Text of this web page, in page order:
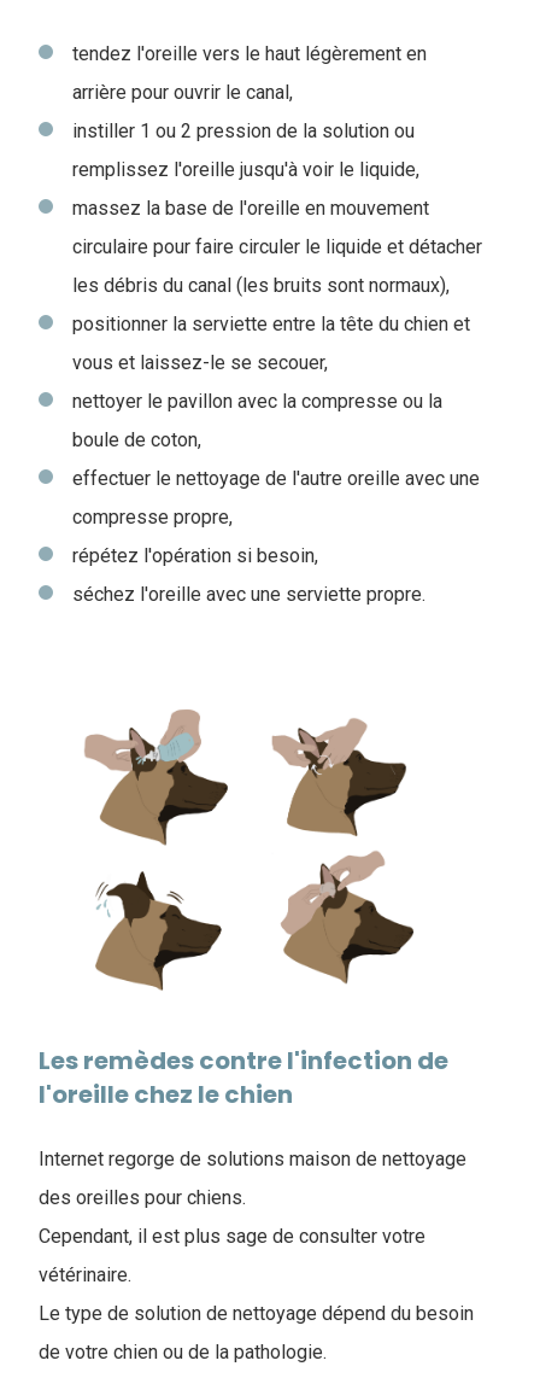
tendez l'oreille vers le haut légèrement en
arrière pour ouvrir le canal,
instiller 1 ou 2 pression de la solution ou
remplissez l'oreille jusqu'à voir le liquide,
massez la base de l'oreille en mouvement
circulaire pour faire circuler le liquide et détacher
les débris du canal (les bruits sont normaux),
positionner la serviette entre la tête du chien et
vous et laissez-le se secouer,
nettoyer le pavillon avec la compresse ou la
boule de coton,
effectuer le nettoyage de l'autre oreille avec une
compresse propre,
répétez l'opération si besoin,
séchez l'oreille avec une serviette propre.
Les remèdes contre l'infection de
l'oreille chez le chien
Internet regorge de solutions maison de nettoyage
des oreilles pour chiens.
Cependant, il est plus sage de consulter votre
vétérinaire.
Le type de solution de nettoyage dépend du besoin
de votre chien ou de la pathologie.